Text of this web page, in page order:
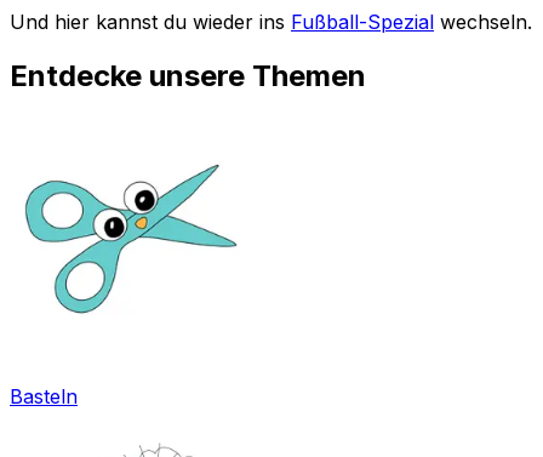
Und hier kannst du wieder ins Fußball-Spezial wechseln.
Entdecke unsere Themen
Basteln